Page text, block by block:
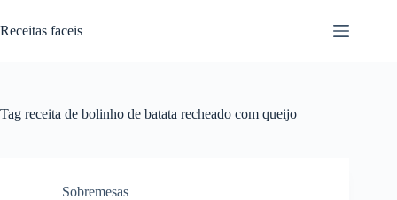
para
o
Receitas faceis
Tag receita de bolinho de batata recheado com queijo
Sobremesas